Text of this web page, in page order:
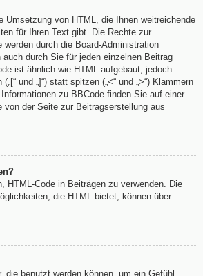
Umsetzung von HTML, die Ihnen weitreichende
für Ihren Text gibt. Die Rechte zur
werden durch die Board-Administration
durch Sie für jeden einzelnen Beitrag
ist ähnlich wie HTML aufgebaut, jedoch
und „]“) statt spitzen („<“ und „>“) Klammern
zu BBCode finden Sie auf einer
von der Seite zur Beitragserstellung aus
HTML-Code in Beiträgen zu verwenden. Die
die HTML bietet, können über
die benutzt werden können, um ein Gefühl